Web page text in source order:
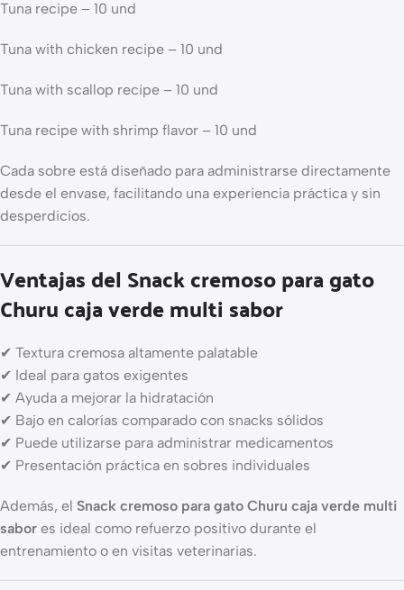
Tuna recipe – 10 und
Tuna with chicken recipe – 10 und
Tuna with scallop recipe – 10 und
Tuna recipe with shrimp flavor – 10 und
Cada sobre está diseñado para administrarse directamente
desde el envase, facilitando una experiencia práctica y sin
desperdicios.
Ventajas del Snack cremoso para gato
Churu caja verde multi sabor
✔ Textura cremosa altamente palatable
✔ Ideal para gatos exigentes
✔ Ayuda a mejorar la hidratación
✔ Bajo en calorías comparado con snacks sólidos
✔ Puede utilizarse para administrar medicamentos
✔ Presentación práctica en sobres individuales
Además, el Snack cremoso para gato Churu caja verde multi
sabor es ideal como refuerzo positivo durante el
entrenamiento o en visitas veterinarias.